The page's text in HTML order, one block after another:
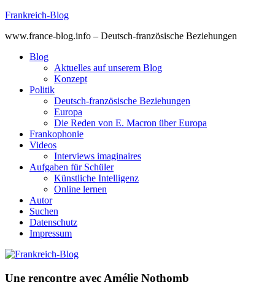
Skip
content
Frankreich-Blog
www.france-blog.info – Deutsch-französische Beziehungen
Blog
Aktuelles auf unserem Blog
Konzept
Politik
Deutsch-französische Beziehungen
Europa
Die Reden von E. Macron über Europa
Frankophonie
Videos
Interviews imaginaires
Aufgaben für Schüler
Künstliche Intelligenz
Online lernen
Autor
Suchen
Datenschutz
Impressum
Une rencontre avec Amélie Nothomb